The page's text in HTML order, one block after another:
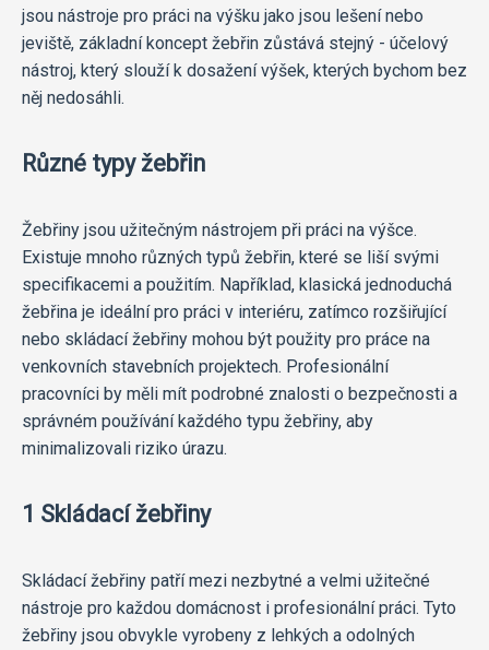
jsou nástroje pro práci na výšku jako jsou lešení nebo
jeviště, základní koncept žebřin zůstává stejný - účelový
nástroj, který slouží k dosažení výšek, kterých bychom bez
něj nedosáhli.
Různé typy žebřin
Žebřiny jsou užitečným nástrojem při práci na výšce.
Existuje mnoho různých typů žebřin, které se liší svými
specifikacemi a použitím. Například, klasická jednoduchá
žebřina je ideální pro práci v interiéru, zatímco rozšiřující
nebo skládací žebřiny mohou být použity pro práce na
venkovních stavebních projektech. Profesionální
pracovníci by měli mít podrobné znalosti o bezpečnosti a
správném používání každého typu žebřiny, aby
minimalizovali riziko úrazu.
1 Skládací žebřiny
Skládací žebřiny patří mezi nezbytné a velmi užitečné
nástroje pro každou domácnost i profesionální práci. Tyto
žebřiny jsou obvykle vyrobeny z lehkých a odolných